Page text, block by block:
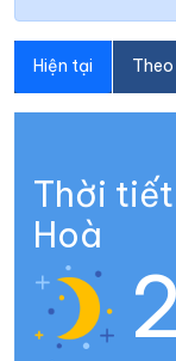
Hiện tại
Thời
Hoà